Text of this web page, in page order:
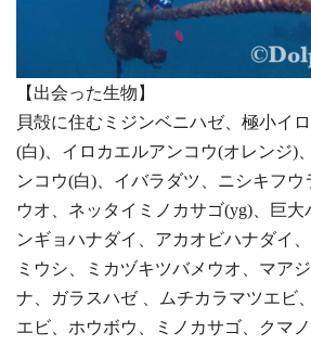
【出会った生物】
貝殻に住むミジンベニハゼ、極小イ
(白)、イロカエルアンコウ(オレンジ)
ンコウ(白)、イバラダツ、ニシキフウ
ウオ、ネッタイミノカサゴ(yg)、巨大
ンギョハナダイ、アカオビハナダイ
ミウシ、ミカヅキツバメウオ、マア
ナ、ガラスハゼ 、ムチカラマツエビ
エビ、ホウボウ、ミノカサゴ、クマ